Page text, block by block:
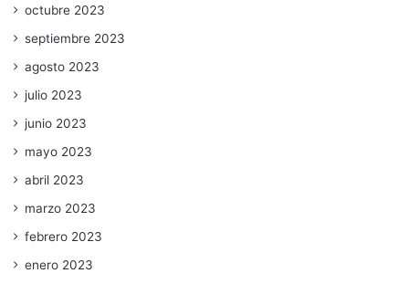
octubre 2023
septiembre 2023
agosto 2023
julio 2023
junio 2023
mayo 2023
abril 2023
marzo 2023
febrero 2023
enero 2023